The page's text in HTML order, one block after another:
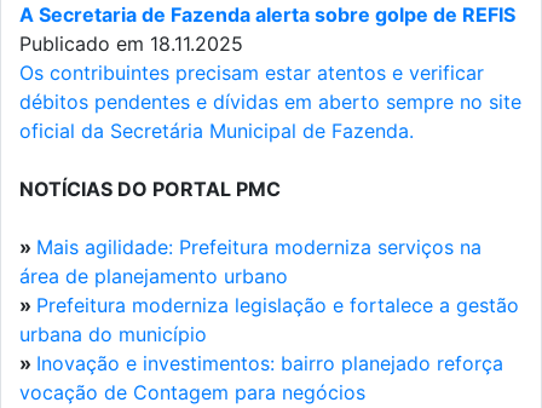
A Secretaria de Fazenda alerta sobre golpe de REFIS
Publicado em 18.11.2025
Os contribuintes precisam estar atentos e verificar
débitos pendentes e dívidas em aberto sempre no site
oficial da Secretária Municipal de Fazenda.
NOTÍCIAS DO PORTAL PMC
» Mais agilidade: Prefeitura moderniza serviços na
área de planejamento urbano
» Prefeitura moderniza legislação e fortalece a gestão
urbana do município
» Inovação e investimentos: bairro planejado reforça
vocação de Contagem para negócios